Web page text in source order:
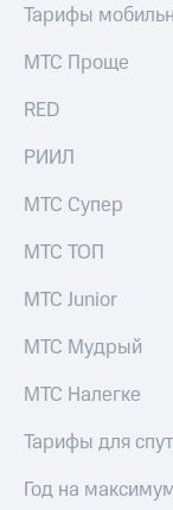
акций
Рынок
о
именных
развитие
На главную
Тарифы
МТС Проще
RED
РИИЛ
МТС Супер
МТС ТОП
МТС Junior
МТС Мудрый
МТС Налегке
Тарифы для
Год на